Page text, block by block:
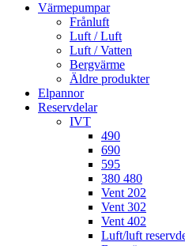
Värmepumpar
Frånluft
Luft / Luft
Luft / Vatten
Bergvärme
Äldre produkter
Elpannor
Reservdelar
IVT
490
690
595
380 480
Vent 202
Vent 302
Vent 402
Luft/luft